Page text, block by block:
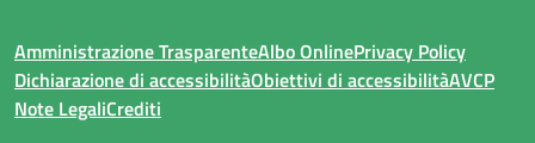
Amministrazione TrasparenteAlbo OnlinePrivacy Policy
Dichiarazione di accessibilitàObiettivi di accessibilitàAVCP
Note LegaliCrediti